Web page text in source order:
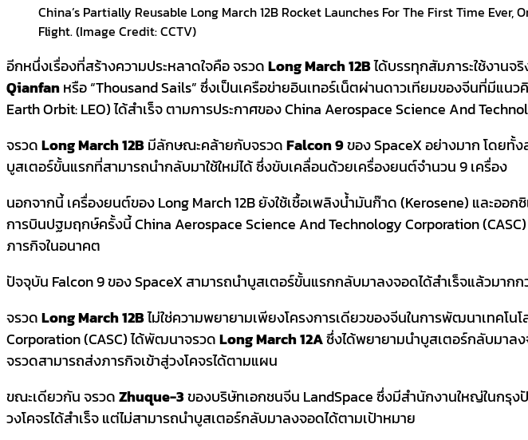
China’s Partially Reusable Long March 12B Rocket Launches For The First Time
Flight. (Image Credit: CCTV)
อีกหนึ่งเรื่องที่สร้างความประหลาดใจคือ จรวดLong March 12Bได้บรรทุกสัมภาระใช้งาน
Qianfanหรือ “Thousand Sails” ซึ่งเป็นเครือข่ายอินเทอร์เน็ตผ่านดาวเทียมของจีนที่มีแน
Earth Orbit: LEO) ได้สำเร็จ ตามการประกาศของ China Aerospace Science And
จรวดLong March 12Bมีลักษณะคล้ายกับจรวดFalcon 9ของ SpaceX อย่างมาก โดยทั้
บูสเตอร์ขั้นแรกที่สามารถนำกลับมาใช้ใหม่ได้ ซึ่งขับเคลื่อนด้วยเครื่องยนต์จำนวน 9 เครื่อง
นอกจากนี้ เครื่องยนต์ของ Long March 12B ยังใช้เชื้อเพลิงน้ำมันก๊าด (kerosene) และออ
การบินปฐมฤกษ์ครั้งนี้ China Aerospace Science And Technology Corporation
ภารกิจในอนาคต
ปัจจุบัน Falcon 9 ของ SpaceX สามารถนำบูสเตอร์ขั้นแรกกลับมาลงจอดได้สำเร็จแล้ว
จรวดLong March 12Bไม่ใช่ความพยายามเพียงโครงการเดียวของจีนในการพัฒนาเทคโ
Corporation (CASC) ได้พัฒนาจรวดLong March 12Aซึ่งได้พยายามนำบูสเตอร์กลับมาล
จรวดสามารถส่งภารกิจเข้าสู่วงโคจรได้ตามแผน
ขณะเดียวกัน จรวดZhuque-3ของบริษัทเอกชนจีน LandSpace ซึ่งมีสำนักงานใหญ่ในกรุ
วงโคจรได้สำเร็จ แต่ไม่สามารถนำบูสเตอร์กลับมาลงจอดได้ตามเป้าหมาย